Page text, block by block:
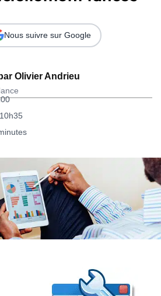
Olivier Andrieu
Nous suivre sur Google